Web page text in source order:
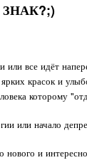
или все идёт
красок и
которому
или начало
нового и